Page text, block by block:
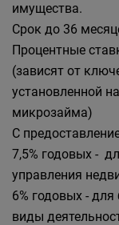
имущества.
Срок до 36
Процентные
(зависят от
установленной
микрозайма)
С
7,5% годовых -
управления
6% годовых -
виды